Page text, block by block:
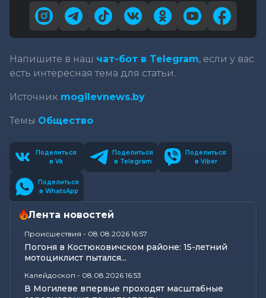
Напишите в наш чат-бот в Telegram, если у вас
есть интересная тема для статьи.
Источник mogilevnews.by
Темы Общество
Поделиться
в Vk
Поделиться
в Telegram
Поделиться
в Viber
Поделиться
в WhatsApp
Лента новостей
Происшествия - 08.08.2026 16:57
Погоня в Костюковичском районе: 15-летний
мотоциклист пытался...
Калейдоскоп - 08.08.2026 16:53
В Могилеве впервые проходят масштабные